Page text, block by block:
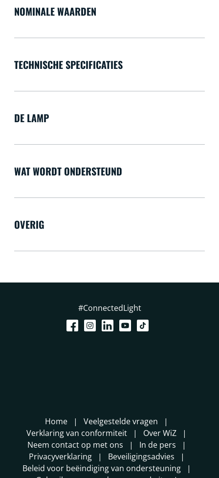
NOMINALE WAARDEN
TECHNISCHE SPECIFICATIES
DE LAMP
WAT WORDT ONDERSTEUND
OVERIG
#ConnectedLight
Home
Veelgestelde vragen
Verklaring van conformiteit
Over WiZ
Neem contact op met ons
In de pers
Privacyverklaring
Beveiligingsadvies
Beleid voor beëindiging van ondersteuning